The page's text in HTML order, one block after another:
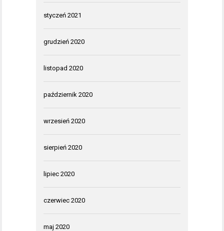
styczeń 2021
grudzień 2020
listopad 2020
październik 2020
wrzesień 2020
sierpień 2020
lipiec 2020
czerwiec 2020
maj 2020